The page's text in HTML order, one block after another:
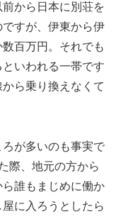
から日本に別荘を
すが、伊東から伊
百万円。それでも
いわれる一帯です
ら乗り換えなくて
が多いのも事実で
際、地元の方から
誰もまじめに働か
に入ろうとしたら